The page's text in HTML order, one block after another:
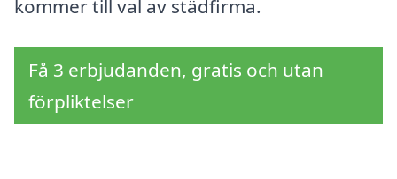
kommer till val av städfirma.
Få 3 erbjudanden, gratis och utan
förpliktelser